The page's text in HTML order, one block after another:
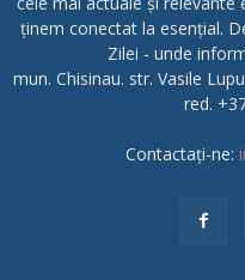
ținem conectat la esențial.
Zilei - unde
mun. Chisinau. str. Vasile
red.
Contactați-ne: